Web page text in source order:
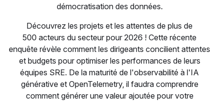
démocratisation des données.
Découvrez les projets et les attentes de plus de
500 acteurs du secteur pour 2026 ! Cette récente
enquête révèle comment les dirigeants concilient attentes
et budgets pour optimiser les performances de leurs
équipes SRE. De la maturité de l'observabilité à l'IA
générative et OpenTelemetry, il faudra comprendre
comment générer une valeur ajoutée pour votre